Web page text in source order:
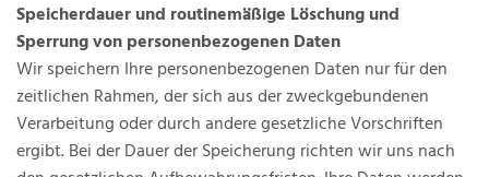
Speicherdauer und routinemäßige Löschung und
Sperrung von personenbezogenen Daten
Wir speichern Ihre personenbezogenen Daten nur für den
zeitlichen Rahmen, der sich aus der zweckgebundenen
Verarbeitung oder durch andere gesetzliche Vorschriften
ergibt. Bei der Dauer der Speicherung richten wir uns nach